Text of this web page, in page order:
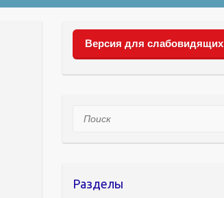
Версия для слабовидящих
Поиск
Разделы